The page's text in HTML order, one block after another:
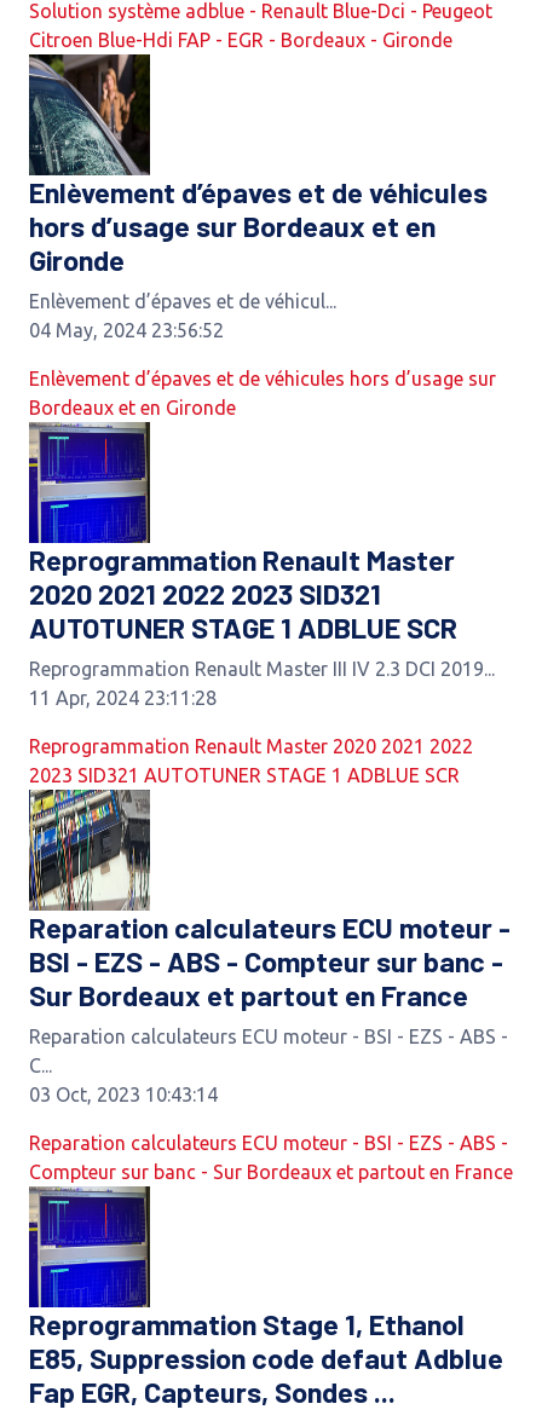
Solution système adblue - Renault Blue-Dci - Peugeot
Citroen Blue-Hdi FAP - EGR - Bordeaux - Gironde
Enlèvement d’épaves et de véhicules
hors d’usage sur Bordeaux et en
Gironde
Enlèvement d’épaves et de véhicul...
04 May, 2024 23:56:52
Enlèvement d’épaves et de véhicules hors d’usage sur
Bordeaux et en Gironde
Reprogrammation Renault Master
2020 2021 2022 2023 SID321
AUTOTUNER STAGE 1 ADBLUE SCR
Reprogrammation Renault Master III IV 2.3 DCI 2019...
11 Apr, 2024 23:11:28
Reprogrammation Renault Master 2020 2021 2022
2023 SID321 AUTOTUNER STAGE 1 ADBLUE SCR
Reparation calculateurs ECU moteur -
BSI - EZS - ABS - Compteur sur banc -
Sur Bordeaux et partout en France
Reparation calculateurs ECU moteur - BSI - EZS - ABS -
C...
03 Oct, 2023 10:43:14
Reparation calculateurs ECU moteur - BSI - EZS - ABS -
Compteur sur banc - Sur Bordeaux et partout en France
Reprogrammation Stage 1, Ethanol
E85, Suppression code defaut Adblue
Fap EGR, Capteurs, Sondes ...